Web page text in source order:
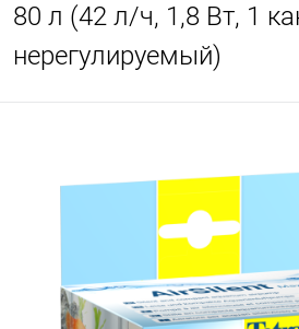
80 л (42 л/ч, 1,8 Вт, 1
нерегулируемый)